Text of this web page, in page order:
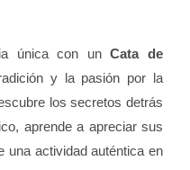
única con unCata de
y la pasión por la
los secretos detrás
aprende a apreciar sus
una actividad auténtica en